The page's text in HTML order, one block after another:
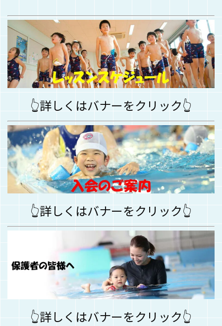
👆詳しくはバナーをクリック👆
👆詳しくはバナーをクリック👆
👆詳しくはバナーをクリック👆